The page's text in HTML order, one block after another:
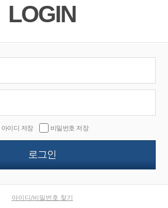
LOGIN
아이디 저장 비밀번호 저장
아이디/비밀번호 찾기